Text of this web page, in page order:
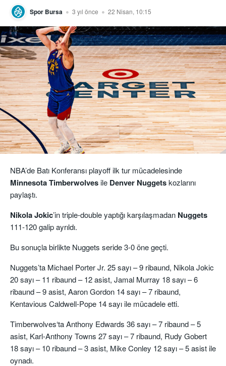
Spor Bursa 3 yıl önce 22 Nisan, 10:15
NBA’de Batı Konferansı playoff ilk tur mücadelesinde
Minnesota Timberwolvesile Denver Nuggetskozlarını
paylaştı.
Nikola Jokic’in triple-double yaptığı karşılaşmadan Nuggets
111-120 galip ayrıldı.
Bu sonuçla birlikte Nuggets seride 3-0 öne geçti.
Nuggets’ta Michael Porter Jr. 25 sayı – 9 ribaund, Nikola Jokic
20 sayı – 11 ribaund – 12 asist, Jamal Murray 18 sayı – 6
ribaund – 9 asist, Aaron Gordon 14 sayı – 7 ribaund,
Kentavious Caldwell-Pope 14 sayı ile mücadele etti.
Timberwolves‘ta Anthony Edwards 36 sayı – 7 ribaund – 5
asist, Karl-Anthony Towns 27 sayı – 7 ribaund, Rudy Gobert
18 sayı – 10 ribaund – 3 asist, Mike Conley 12 sayı – 5 asist ile
oynadı.